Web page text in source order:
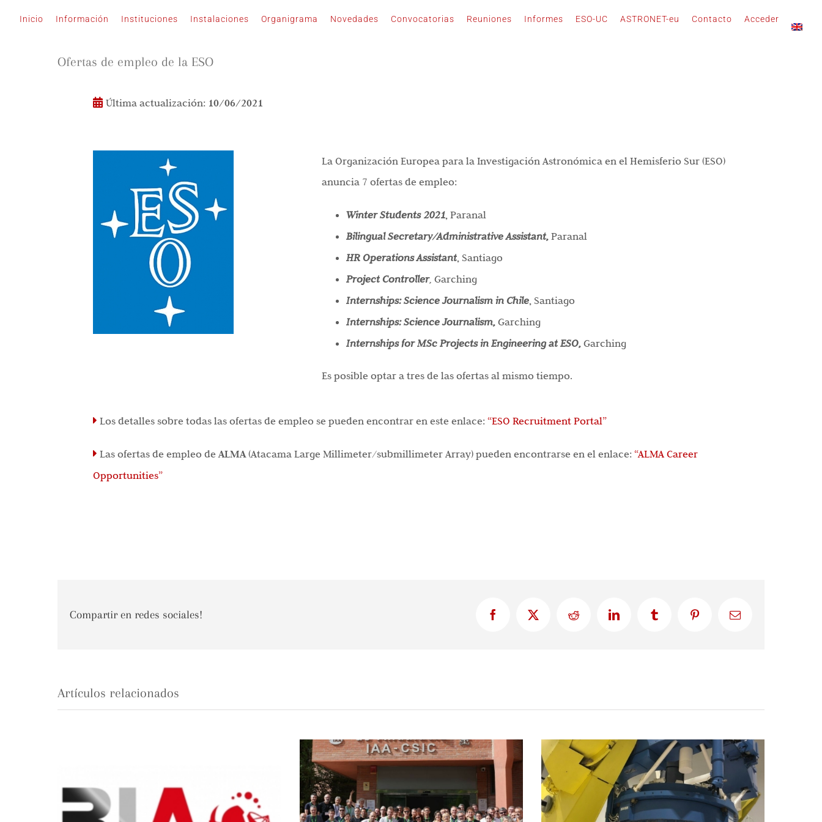
Inicio Información Instituciones Instalaciones Organigrama Novedades Convocatorias Reuniones Informes ESO-UC ASTRONET-eu Contacto Acceder
Ofertas de empleo de la ESO
Última actualización: 10/06/2021
La Organización Europea para la Investigación Astronómica en el Hemisferio Sur (ESO)
anuncia 7 ofertas de empleo:
Winter Students 2021,Paranal
Bilingual Secretary/Administrative Assistant,Paranal
HR Operations Assistant, Santiago
Project Controller,Garching
Internships: Science Journalism in Chile, Santiago
Internships: Science Journalism, Garching
Internships for MSc Projects in Engineering at ESO,Garching
Es posible optar a tres de las ofertas al mismo tiempo.
Los detalles sobre todas las ofertas de empleo se pueden encontrar en este enlace: “ESO Recruitment Portal”
Las ofertas de empleo de ALMA(Atacama Large Millimeter/submillimeter Array) pueden encontrarse en el enlace: “ALMA Career
Opportunities”
Compartir en redes sociales! FacebookX Reddit LinkedInTumblr PinterestCorreo
Artículos relacionados